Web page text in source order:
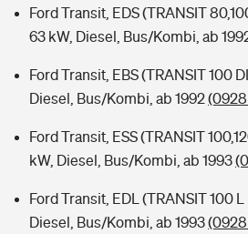
Ford Transit, EDS (TRANSIT
63 kW, Diesel, Bus/Kombi, ab
Ford Transit, EBS (TRANSIT 100
Diesel, Bus/Kombi, ab 1992
Ford Transit, ESS (TRANSIT
kW, Diesel, Bus/Kombi, ab 1993
Ford Transit, EDL (TRANSIT 100 L
Diesel, Bus/Kombi, ab 1993